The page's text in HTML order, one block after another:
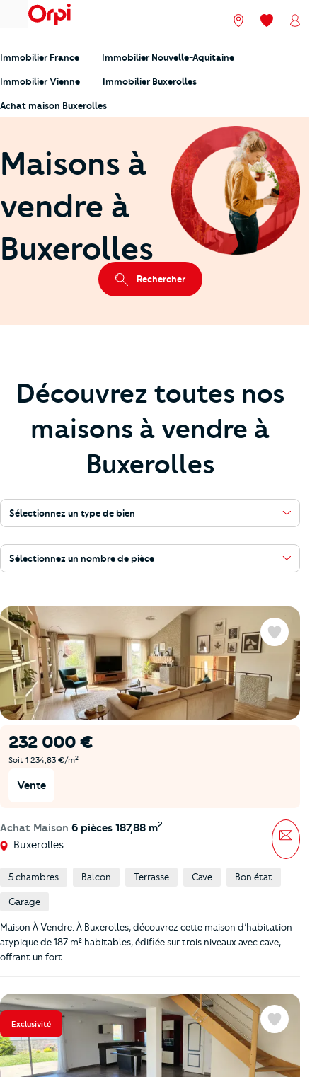
menu Nos agences
Mes
Immobilier France Immobilier Nouvelle-Aquitaine
Immobilier Vienne Immobilier Buxerolles
Achat maison Buxerolles
Maisons à
vendre à
Buxerolles
Rechercher
Découvrez toutes nos
maisons à vendre à
Buxerolles
Sélectionnez un type de bien
Sélectionnez un nombre de pièce
232 000 €
Soit 1 234,83 €/m2
Vente
Achat Maison 6 pièces 187,88 m2
Buxerolles
Favoris
5 chambres Balcon Terrasse Cave Bon état
Garage
Maison À Vendre. À Buxerolles, découvrez cette maison d’habitation
atypique de 187 m² habitables, édifiée sur trois niveaux avec cave,
offrant un fort …
Exclusivité Favoris